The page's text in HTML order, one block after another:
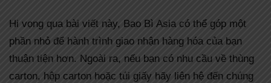
Hi vọng qua bài viết này, Bao Bì Asia có thể góp một
phần nhỏ để hành trình giao nhận hàng hóa của bạn
thuận tiện hơn. Ngoài ra, nếu bạn có nhu cầu về thùng
carton, hộp carton hoặc túi giấy hãy liên hệ đến chúng